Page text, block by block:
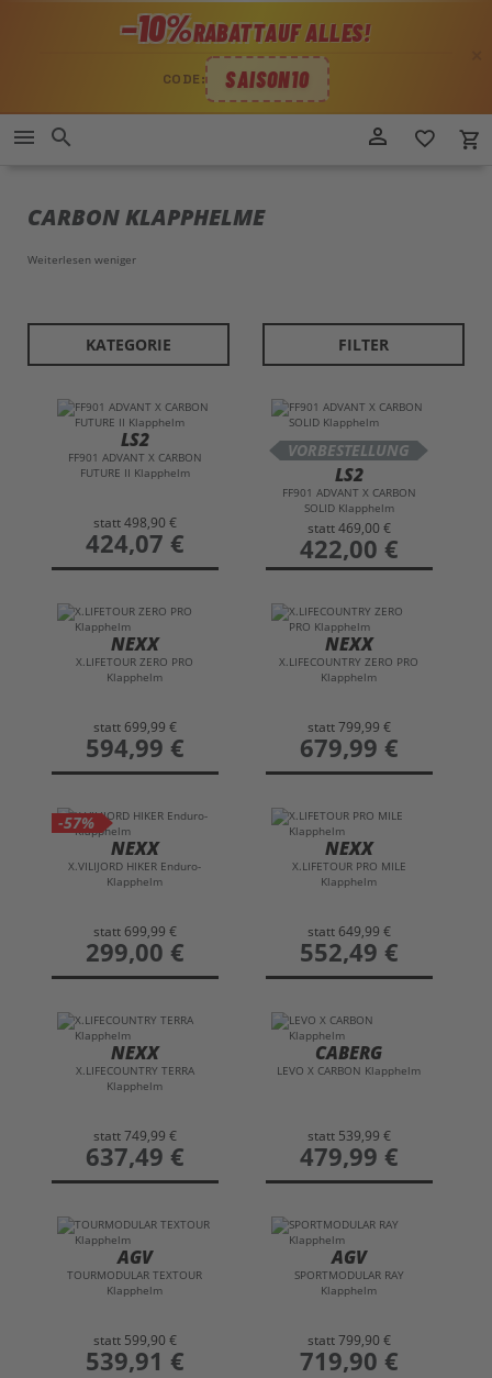
−10%RABATTAUF ALLES!
CODE: SAISON10
Direkt
person_outline favorite_border local_grocery_store
menu search
CARBON KLAPPHELME
Weiterlesen weniger
KATEGORIE FILTER
LS2
FF901 ADVANT X CARBON
FUTURE II Klapphelm
statt 498,90 €
preis
424,07 €
VORBESTELLUNG
LS2
FF901 ADVANT X CARBON
SOLID Klapphelm
statt 469,00 €
preis
422,00 €
NEXX
X.LIFETOUR ZERO PRO
Klapphelm
statt 699,99 €
preis
594,99 €
NEXX
X.LIFECOUNTRY ZERO PRO
Klapphelm
statt 799,99 €
preis
679,99 €
-57%
NEXX
X.VILIJORD HIKER Enduro-
Klapphelm
statt 699,99 €
preis
299,00 €
NEXX
X.LIFETOUR PRO MILE
Klapphelm
statt 649,99 €
preis
552,49 €
NEXX
X.LIFECOUNTRY TERRA
Klapphelm
statt 749,99 €
preis
637,49 €
CABERG
LEVO X CARBON Klapphelm
statt 539,99 €
preis
479,99 €
AGV
TOURMODULAR TEXTOUR
Klapphelm
statt 599,90 €
preis
539,91 €
AGV
SPORTMODULAR RAY
Klapphelm
statt 799,90 €
preis
719,90 €